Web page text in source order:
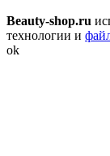
Beauty-shop.ru
технологии и
ok